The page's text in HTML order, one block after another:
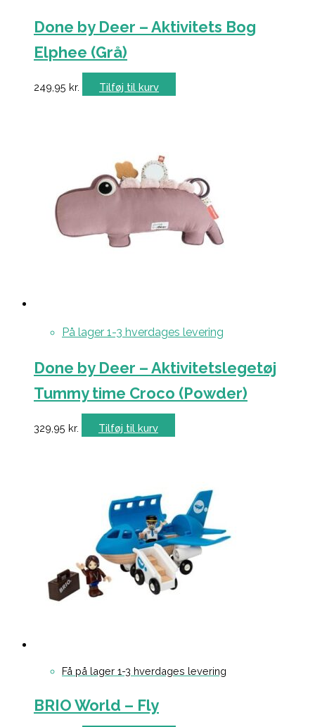
Done by Deer – Aktivitets Bog
Elphee (Grå)
249,95 kr. Tilføj til kurv
På lager 1-3 hverdages levering
Done by Deer – Aktivitetslegetøj
Tummy time Croco (Powder)
329,95 kr. Tilføj til kurv
Få på lager 1-3 hverdages levering
BRIO World – Fly